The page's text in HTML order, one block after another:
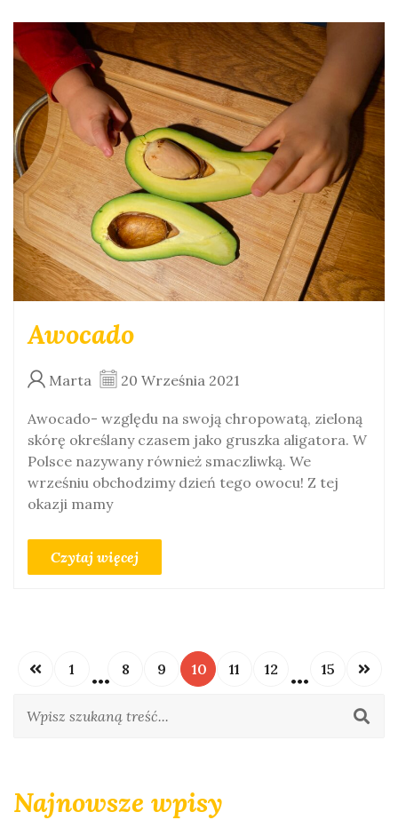
Awocado
Marta 20 Września 2021
Awocado- względu na swoją chropowatą, zieloną
skórę określany czasem jako gruszka aligatora. W
Polsce nazywany również smaczliwką. We
wrześniu obchodzimy dzień tego owocu! Z tej
okazji mamy
Czytaj więcej
1
•••
8 9 10 11 12
•••
15
Najnowsze wpisy